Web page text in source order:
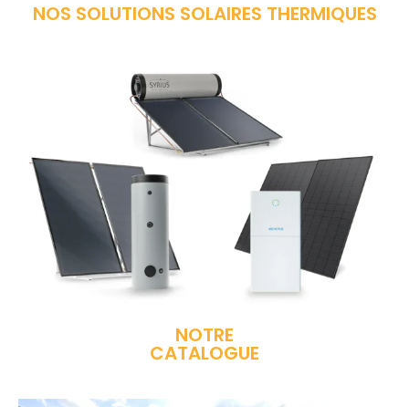
NOS SOLUTIONS SOLAIRES THERMIQUES
NOTRE
CATALOGUE